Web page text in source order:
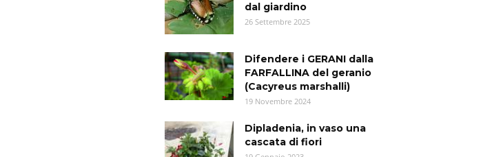
dal giardino
26 Settembre 2025
Difendere i GERANI dalla
FARFALLINA del geranio
(Cacyreus marshalli)
19 Novembre 2024
Dipladenia, in vaso una
cascata di fiori